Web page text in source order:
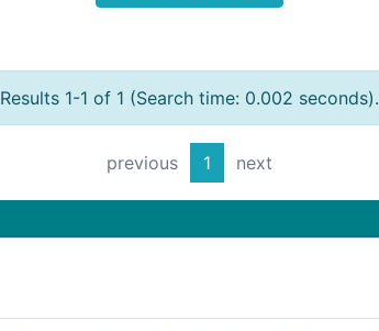
Results 1-1 of 1 (Search time: 0.002 seconds).
previous 1 next